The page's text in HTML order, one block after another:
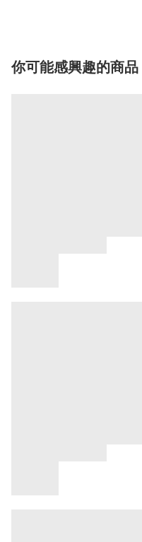
你可能感興趣的商品